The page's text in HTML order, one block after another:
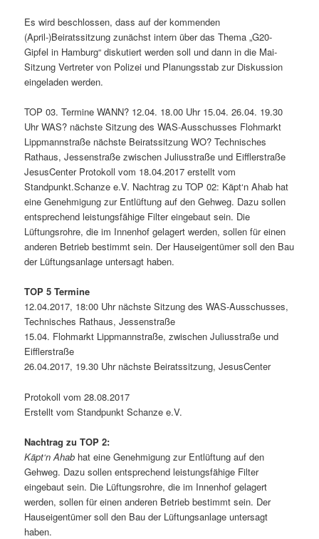
Es wird beschlossen, dass auf der kommenden
(April-)Beiratssitzung zunächst intern über das Thema „G20-
Gipfel in Hamburg“ diskutiert werden soll und dann in die Mai-
Sitzung Vertreter von Polizei und Planungsstab zur Diskussion
eingeladen werden.
TOP 03. Termine WANN? 12.04. 18.00 Uhr 15.04. 26.04. 19.30
Uhr WAS? nächste Sitzung des WAS-Ausschusses Flohmarkt
Lippmannstraße nächste Beiratssitzung WO? Technisches
Rathaus, Jessenstraße zwischen Juliusstraße und Eifflerstraße
JesusCenter Protokoll vom 18.04.2017 erstellt vom
Standpunkt.Schanze e.V. Nachtrag zu TOP 02: Käpt‘n Ahab hat
eine Genehmigung zur Entlüftung auf den Gehweg. Dazu sollen
entsprechend leistungsfähige Filter eingebaut sein. Die
Lüftungsrohre, die im Innenhof gelagert werden, sollen für einen
anderen Betrieb bestimmt sein. Der Hauseigentümer soll den Bau
der Lüftungsanlage untersagt haben.
TOP 5 Termine
12.04.2017, 18:00 Uhr nächste Sitzung des WAS-Ausschusses,
Technisches Rathaus, Jessenstraße
15.04. Flohmarkt Lippmannstraße, zwischen Juliusstraße und
Eifflerstraße
26.04.2017, 19.30 Uhr nächste Beiratssitzung, JesusCenter
Protokoll vom 28.08.2017
Erstellt vom Standpunkt Schanze e.V.
Nachtrag zu TOP 2:
Käpt‘n Ahab hat eine Genehmigung zur Entlüftung auf den
Gehweg. Dazu sollen entsprechend leistungsfähige Filter
eingebaut sein. Die Lüftungsrohre, die im Innenhof gelagert
werden, sollen für einen anderen Betrieb bestimmt sein. Der
Hauseigentümer soll den Bau der Lüftungsanlage untersagt
haben.